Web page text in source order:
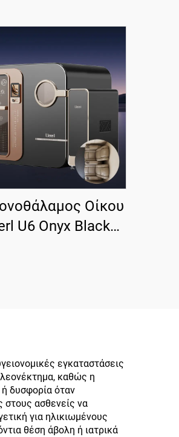
Οίκου
U6 Onyx Black
εγκαταστάσεις
καθώς η
ή δυσφορία όταν
στους ασθενείς να
για ηλικιωμένους
θέση άβολη ή ιατρικά